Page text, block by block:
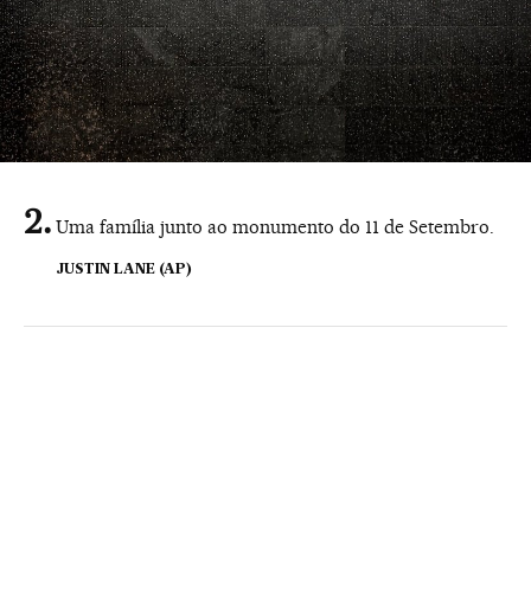
Uma família junto ao monumento do 11 de Setembro.
JUSTIN LANE (AP)